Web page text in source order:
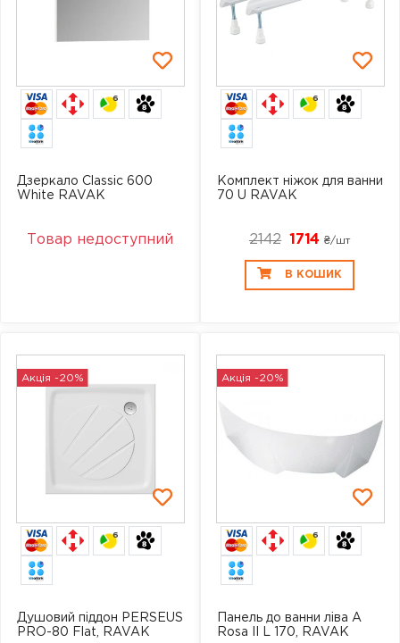
6
Дзеркало Classic 600
White RAVAK
Товар недоступний
6
Комплект ніжок для ванни
70 U RAVAK
2142 1714 ₴/шт
В КОШИК
Акція -20%
6
Душовий піддон PERSEUS
PRO-80 Flat, RAVAK
Акція -20%
6
Панель до ванни ліва A
Rosa II L 170, RAVAK